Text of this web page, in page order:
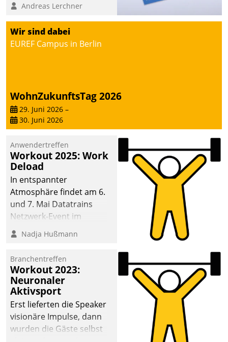
Cockpit für mobile
Mitarbeiter von
Datatrain. Die meravis
Wohnungsbau- und
Cloud Platform
entschieden - als erstes
Unternehmen am
Andreas Lerchner
Wir sind dabei
EUREF Campus in Berlin
WohnZukunftsTag 2026
29. Juni 2026 –
30. Juni 2026
Anwendertreffen
Workout 2025: Work
Deload
In entspannter
Atmosphäre findet am 6.
und 7. Mai Datatrains
Netzwerk-Event im
Kunden- und Partnerkreis
statt. Zentrale Frage: Wie
Mammutprojekte
meistern und Workloads
wuppen – bei zunehmend
anspruchsvollen
Aufgaben und
abnehmendem
Nadja Hußmann
Branchentreffen
Workout 2023:
Neuronaler
Aktivsport
Erst lieferten die Speaker
visionäre Impulse, dann
wurden die Gäste selbst